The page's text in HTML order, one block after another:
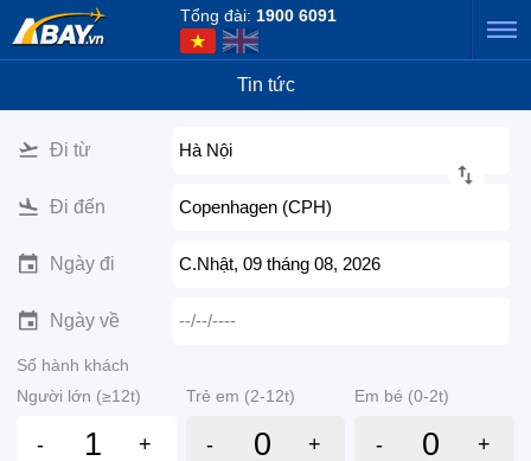
Tổng đài: 1900 6091
Tin tức
Đi từ Hà Nội
Đi đến Copenhagen (CPH)
Ngày đi C.Nhật, 09 tháng 08, 2026
Ngày về --/--/----
Số hành khách
Người lớn (≥12t)
Trẻ em (2-12t) Em bé (0-2t)
- + - + - +